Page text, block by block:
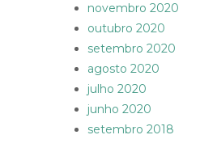
novembro 2020
outubro 2020
setembro 2020
agosto 2020
julho 2020
junho 2020
setembro 2018